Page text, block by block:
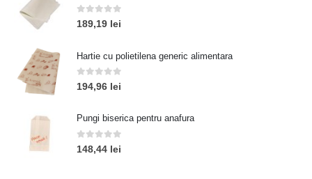
0out of 5
189,19 lei
Hartie cu polietilena generic alimentara
0out of 5
194,96 lei
Pungi biserica pentru anafura
0 out of 5
148,44 lei